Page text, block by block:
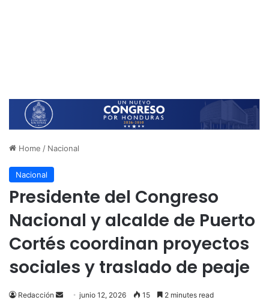
Home / Nacional
Nacional
Presidente del Congreso
Nacional y alcalde de Puerto
Cortés coordinan proyectos
sociales y traslado de peaje
Redacción
Sendjunio 12, 2026 15 2 minutes read